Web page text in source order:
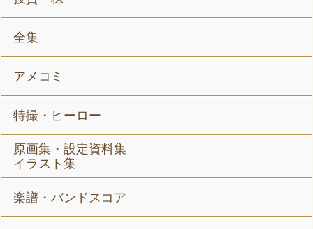
全集
アメコミ
特撮・ヒーロー
原画集・設定資料集
イラスト集
楽譜・バンドスコア